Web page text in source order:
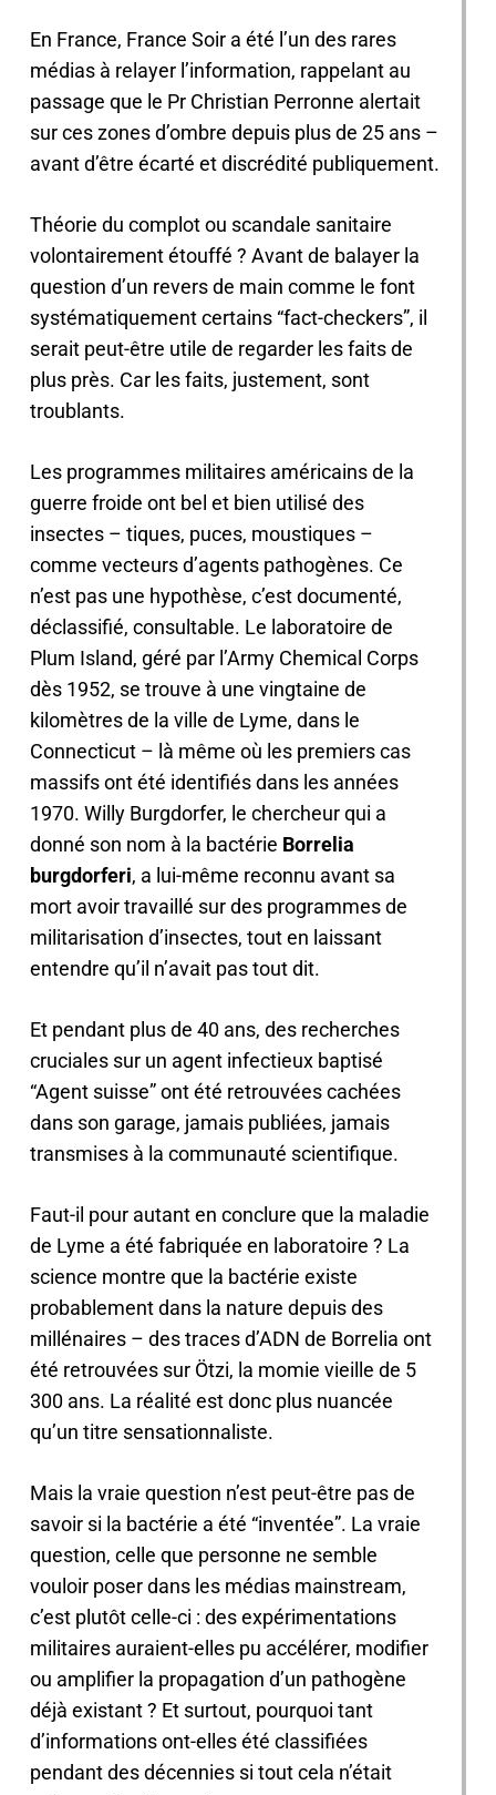
En France, France Soir a été l’un des rares
médias à relayer l’information, rappelant au
passage que le Pr Christian Perronne alertait
sur ces zones d’ombre depuis plus de 25 ans –
avant d’être écarté et discrédité publiquement.
Théorie du complot ou scandale sanitaire
volontairement étouffé ? Avant de balayer la
question d’un revers de main comme le font
systématiquement certains “fact-checkers”, il
serait peut-être utile de regarder les faits de
plus près. Car les faits, justement, sont
troublants.
Les programmes militaires américains de la
guerre froide ont bel et bien utilisé des
insectes – tiques, puces, moustiques –
comme vecteurs d’agents pathogènes. Ce
n’est pas une hypothèse, c’est documenté,
déclassifié, consultable. Le laboratoire de
Plum Island, géré par l’Army Chemical Corps
dès 1952, se trouve à une vingtaine de
kilomètres de la ville de Lyme, dans le
Connecticut – là même où les premiers cas
massifs ont été identifiés dans les années
1970. Willy Burgdorfer, le chercheur qui a
donné son nom à la bactérie Borrelia
burgdorferi, a lui-même reconnu avant sa
mort avoir travaillé sur des programmes de
militarisation d’insectes, tout en laissant
entendre qu’il n’avait pas tout dit.
Et pendant plus de 40 ans, des recherches
cruciales sur un agent infectieux baptisé
“Agent suisse” ont été retrouvées cachées
dans son garage, jamais publiées, jamais
transmises à la communauté scientifique.
Faut-il pour autant en conclure que la maladie
de Lyme a été fabriquée en laboratoire ? La
science montre que la bactérie existe
probablement dans la nature depuis des
millénaires – des traces d’ADN de Borrelia ont
été retrouvées sur Ötzi, la momie vieille de 5
300 ans. La réalité est donc plus nuancée
qu’un titre sensationnaliste.
Mais la vraie question n’est peut-être pas de
savoir si la bactérie a été “inventée”. La vraie
question, celle que personne ne semble
vouloir poser dans les médias mainstream,
c’est plutôt celle-ci : des expérimentations
militaires auraient-elles pu accélérer, modifier
ou amplifier la propagation d’un pathogène
déjà existant ? Et surtout, pourquoi tant
d’informations ont-elles été classifiées
pendant des décennies si tout cela n’était